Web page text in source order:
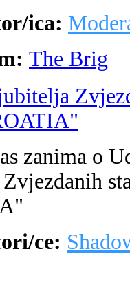
ica:
The Brig
zanima o
ce: